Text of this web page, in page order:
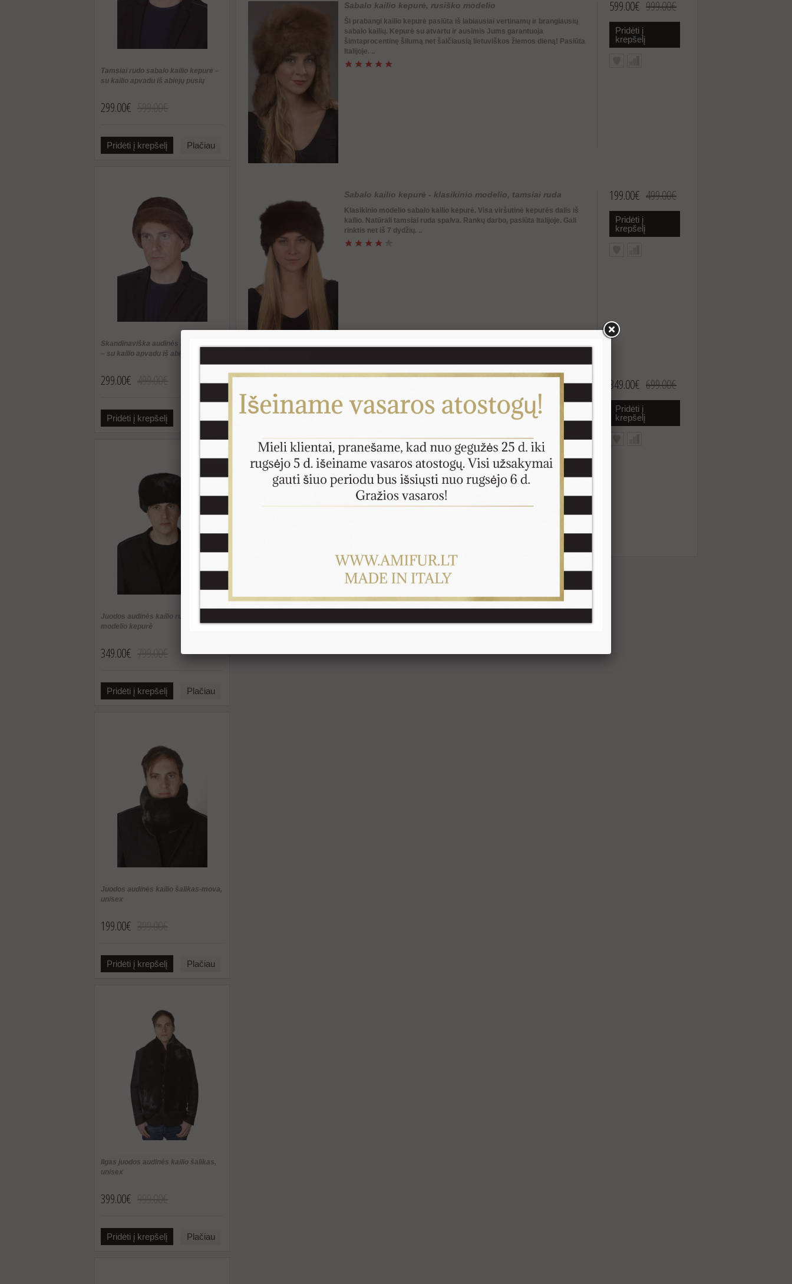
Tamsiai rudo sabalo kailio kepurė –
su kailio apvadu iš abiejų pusių
299.00€
Pridėti į krepšelį Plačiau
Skandinaviška audinės kailio kepurė
– su kailio apvadu iš abiejų pusių
299.00€
Pridėti į krepšelį Plačiau
Juodos audinės kailio rusiško
modelio kepurė
349.00€
Pridėti į krepšelį Plačiau
Juodos audinės kailio šalikas-mova,
unisex
199.00€
Pridėti į krepšelį Plačiau
Ilgas juodos audinės kailio šalikas,
unisex
399.00€
Pridėti į krepšelį Plačiau
599.00€ 999.00€
Pridėti į
krepšelį
Sabalo kailio kepurė, rusiško modelio
Ši prabangi kailio kepurė pasiūta iš labiausiai vertinamų ir brangiausių
sabalo kailių. Kepurė su atvartu ir ausimis Jums garantuoja
šimtaprocentinę šilumą net šalčiausią lietuviškos žiemos dieną! Pasiūta
Italijoje. ..
199.00€ 499.00€
Pridėti į
krepšelį
Sabalo kailio kepurė - klasikinio modelio, tamsiai ruda
Klasikinio modelio sabalo kailio kepurė. Visa viršutinė kepurės dalis iš
kailio. Natūrali tamsiai ruda spalva. Rankų darbo, pasiūta Italijoje. Gali
rinktis net iš 7 dydžių. ..
349.00€ 699.00€
Pridėti į
krepšelį
Klasikinė sabalo kailio kepurė. Sabalo kailis yra ypač vertinamas ir yra
brangiausias iš visų kailių, nes šių gyvūnėlių yra mažai pasaulyje.
Rodoma nuo 1 iki 4 iš 4 (1 puslapių)